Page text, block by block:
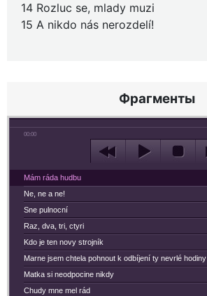
14 Rozluc se, mlady muzi
15 A nikdo nás nerozdelí!
Фрагменты
00:00
Mám ráda hudbu
Ne, ne a ne!
Sne pulnocní
Raz, dva, tri, ctyri
Kdo je ten novy strojník
Marne jsem chtela pohnout k odbíjení ty nevrlé hodiny
Matka si neodpocine nikdy
Chudy mne mel rád